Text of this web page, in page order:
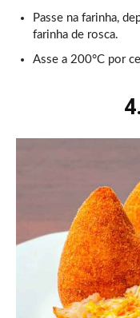
Passe na farinha,
farinha de rosca.
Asse a 200°C por